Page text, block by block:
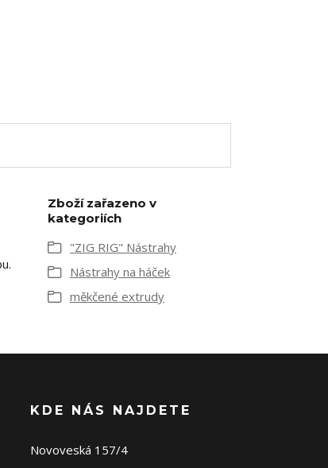
Zboží zařazeno v
kategoriích
"ZIG RIG" Nástrahy
Nástrahy na háček
měkčené extrudy
KDE NÁS NAJDETE
Novoveská 157/4